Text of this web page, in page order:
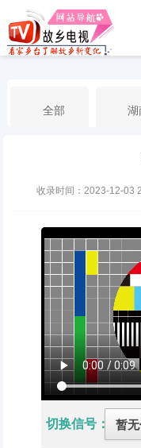
全部 湖
海南 宁
收录时间：2023-12-03
切换信号：